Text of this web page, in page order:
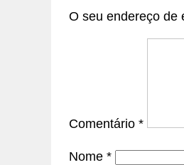
O seu endereço de
Comentário *
Nome *